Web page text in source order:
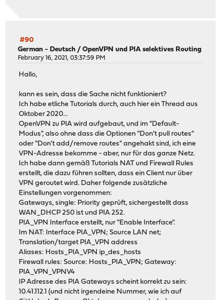
#90
German - Deutsch /OpenVPN und PIA selektives Routing
February 16, 2021, 03:37:59 PM
Hallo,
kann es sein, dass die Sache nicht funktioniert?
Ich habe etliche Tutorials durch, auch hier ein Thread aus
Oktober 2020...
OpenVPN zu PIA wird aufgebaut, und im "Default-
Modus", also ohne dass die Optionen "Don't pull routes"
oder "Don't add/remove routes" angehakt sind, ich eine
VPN-Adresse bekomme - aber, nur für das ganze Netz.
Ich habe dann gemäß Tutorials NAT und Firewall Rules
erstellt, die dazu führen sollten, dass ein Client nur über
VPN geroutet wird. Daher folgende zusätzliche
Einstellungen vorgenommen:
Gateways, single: Priority geprüft, sichergestellt dass
WAN_DHCP 250 ist und PIA 252.
PIA_VPN Interface erstellt, nur "Enable Interface".
Im NAT: Interface PIA_VPN; Source LAN net;
Translation/target PIA_VPN address
Aliases: Hosts_PIA_VPN ip_des_hosts
Firewall rules: Source: Hosts_PIA_VPN; Gateway:
PIA_VPN_VPNV4
IP Adresse des PIA Gateways scheint korrekt zu sein:
10.41.112.1 (und nicht irgendeine Nummer, wie ich auf